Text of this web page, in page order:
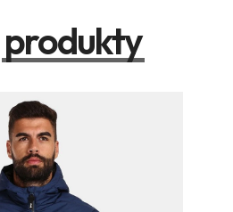
produkty